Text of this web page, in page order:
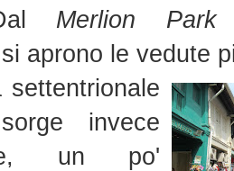
Merlion Park
aprono le vedute
settentrionale
invece
un po'